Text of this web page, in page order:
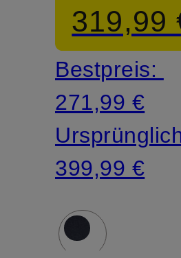
319,99
Bestpreis:
271,99 €
399,99 €